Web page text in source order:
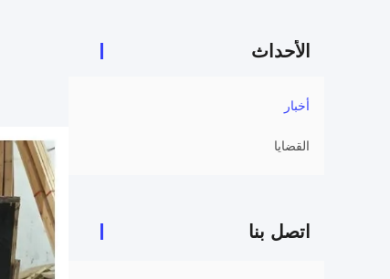
الأحداث
أخبار
القضايا
اتصل بنا